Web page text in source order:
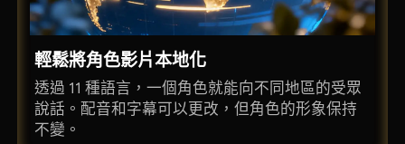
輕鬆將角色影片本地化
透過 11 種語言，一個角色就能向不同地區的受眾
說話。配音和字幕可以更改，但角色的形象保持
不變。